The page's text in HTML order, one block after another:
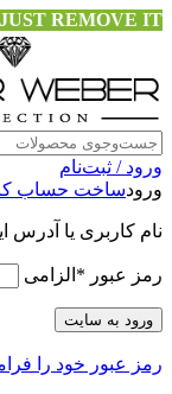
REMOVE IT…
ورود / ثبت‌نام
ورودساخت حساب
نام کاربری یا آدرس
رمز عبور * الزامی
ورود به سایت
رمز عبور خود را